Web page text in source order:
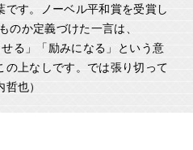
す。ノーベル平和賞を受賞し
のか定義づけた一言は、
る」「励みになる」という意
の上なしです。では張り切って
也）